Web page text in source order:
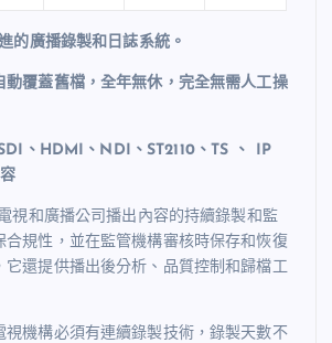
的廣播錄製和日誌系統。
動覆蓋舊檔，全年無休，完全無需人工操
、HDMI、NDI、ST2110、TS 、 IP
視和廣播公司播出內容的持續錄製和監
合規性，並在監管機構審核時保存和恢復
它還提供播出後分析、品質控制和歸檔工
視機構必須有連續錄製技術，錄製天數不